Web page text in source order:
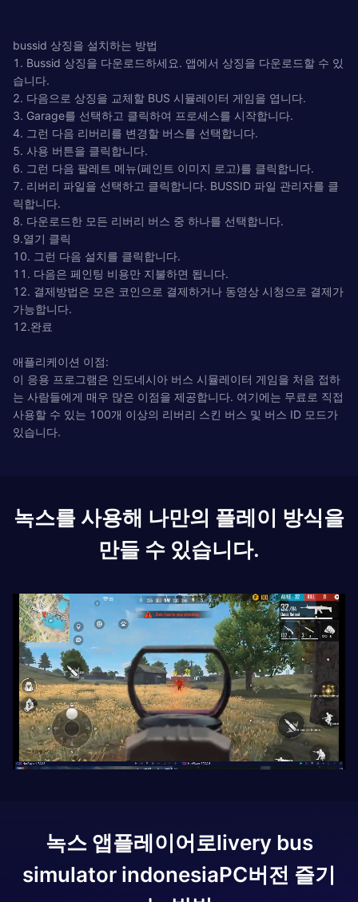
bussid 상징을 설치하는 방법
1. Bussid 상징을 다운로드하세요. 앱에서 상징을 다운로드할 수 있
습니다.
2. 다음으로 상징을 교체할 BUS 시뮬레이터 게임을 엽니다.
3. Garage를 선택하고 클릭하여 프로세스를 시작합니다.
4. 그런 다음 리버리를 변경할 버스를 선택합니다.
5. 사용 버튼을 클릭합니다.
6. 그런 다음 팔레트 메뉴(페인트 이미지 로고)를 클릭합니다.
7. 리버리 파일을 선택하고 클릭합니다. BUSSID 파일 관리자를 클
릭합니다.
8. 다운로드한 모든 리버리 버스 중 하나를 선택합니다.
9.열기 클릭
10. 그런 다음 설치를 클릭합니다.
11. 다음은 페인팅 비용만 지불하면 됩니다.
12. 결제방법은 모은 코인으로 결제하거나 동영상 시청으로 결제가
가능합니다.
12.완료
애플리케이션 이점:
이 응용 프로그램은 인도네시아 버스 시뮬레이터 게임을 처음 접하
는 사람들에게 매우 많은 이점을 제공합니다. 여기에는 무료로 직접
사용할 수 있는 100개 이상의 리버리 스킨 버스 및 버스 ID 모드가
있습니다.
녹스를 사용해 나만의 플레이 방식을
만들 수 있습니다.
녹스 앱플레이어로livery bus
simulator indonesiaPC버전 즐기